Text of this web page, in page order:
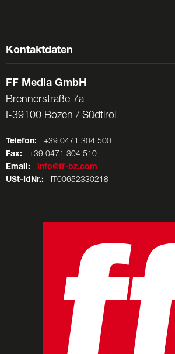
Kontaktdaten
FF Media GmbH
Brennerstraße 7a
I-39100 Bozen / Südtirol
Telefon: +39 0471 304 500
Fax: +39 0471 304 510
Email:
info@ff-bz.com
USt-IdNr.: IT00652330218